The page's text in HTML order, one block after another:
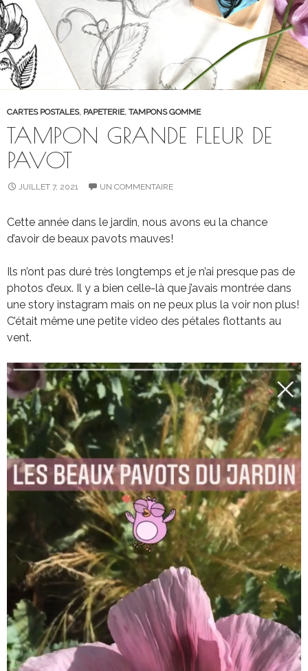
CARTES POSTALES, PAPETERIE, TAMPONS GOMME
TAMPON GRANDE FLEUR DE
PAVOT
JUILLET 7, 2021 UN COMMENTAIRE
Cette année dans le jardin, nous avons eu la chance
d’avoir de beaux pavots mauves!
Ils n’ont pas duré très longtemps et je n’ai presque pas de
photos d’eux. Il y a bien celle-là que j’avais montrée dans
une story instagram mais on ne peux plus la voir non plus!
C’était même une petite video des pétales flottants au
vent.